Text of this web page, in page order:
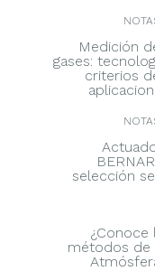
Medición
gases:
criterios
selección
¿Conoce
métodos de